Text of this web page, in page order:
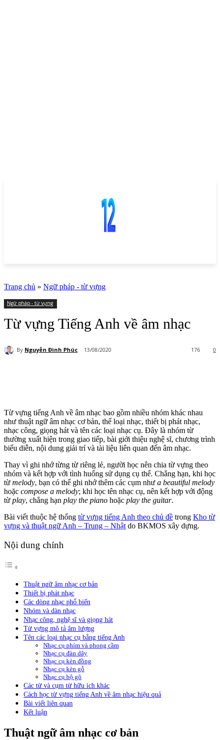
Trang chủ » Ngữ pháp - từ vựng
Ngữ pháp - từ vựng
Từ vựng Tiếng Anh về âm nhạc
By Nguyễn Đình Phúc 13/08/2020 0
176
Từ vựng tiếng Anh về âm nhạc bao gồm nhiều nhóm khác nhau
như thuật ngữ âm nhạc cơ bản, thể loại nhạc, thiết bị phát nhạc,
nhạc công, giọng hát và tên các loại nhạc cụ. Đây là nhóm từ
thường xuất hiện trong giao tiếp, bài giới thiệu nghệ sĩ, chương trình
biểu diễn, nội dung giải trí và tài liệu liên quan đến âm nhạc.
Thay vì ghi nhớ từng từ riêng lẻ, người học nên chia từ vựng theo
nhóm và kết hợp với tình huống sử dụng cụ thể. Chẳng hạn, khi học
từ melody, bạn có thể ghi nhớ thêm các cụm như a beautiful melody
hoặc compose a melody; khi học tên nhạc cụ, nên kết hợp với động
từ play, chẳng hạn play the piano hoặc play the guitar.
Bài viết thuộc hệ thống từ vựng tiếng Anh theo chủ đề trong Kho từ
vựng và thuật ngữ Anh – Trung – Nhật do BKMOS xây dựng.
Nội dung chính
Thuật ngữ âm nhạc cơ bản
Thiết bị phát nhạc
Các dòng nhạc phổ biến
Nhóm và dàn nhạc
Nhạc công, nghệ sĩ và giọng hát
Từ vựng mô tả âm lượng
Tên các loại nhạc cụ bằng tiếng Anh
Nhạc cụ phím và phong cầm
Nhạc cụ đàn dây
Nhạc cụ kèn đồng
Nhạc cụ kèn gỗ
Nhạc cụ bộ gõ
Các từ và cụm từ hữu ích khác
Cách học từ vựng tiếng Anh về âm nhạc hiệu quả
Bài viết liên quan
Kết luận
Thuật ngữ âm nhạc cơ bản